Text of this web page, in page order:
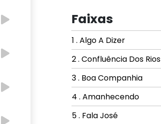
Faixas
1 . Algo A Dizer
2 . Confluência Dos Rios
3 . Boa Companhia
4 . Amanhecendo
5 . Fala José